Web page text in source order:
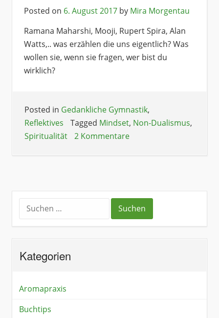
Posted on 6. August 2017 by Mira Morgentau
Ramana Maharshi, Mooji, Rupert Spira, Alan
Watts,.. was erzählen die uns eigentlich? Was
wollen sie, wenn sie fragen, wer bist du
wirklich?
Posted in Gedankliche Gymnastik,
Reflektives
Tagged Mindset, Non-Dualismus,
Spiritualität
2 Kommentare
Kategorien
Aromapraxis
Buchtips